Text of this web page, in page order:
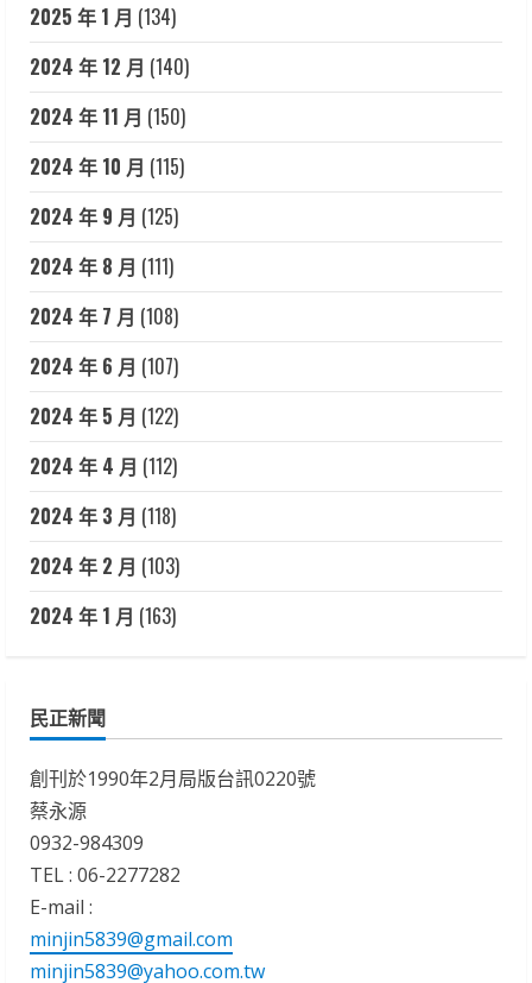
2025 年 1 月 (134)
2024 年 12 月 (140)
2024 年 11 月 (150)
2024 年 10 月 (115)
2024 年 9 月 (125)
2024 年 8 月 (111)
2024 年 7 月 (108)
2024 年 6 月 (107)
2024 年 5 月 (122)
2024 年 4 月 (112)
2024 年 3 月 (118)
2024 年 2 月 (103)
2024 年 1 月 (163)
民正新聞
創刊於1990年2月局版台訊0220號
蔡永源
0932-984309
TEL : 06-2277282
E-mail :
minjin5839@gmail.com
minjin5839@yahoo.com.tw